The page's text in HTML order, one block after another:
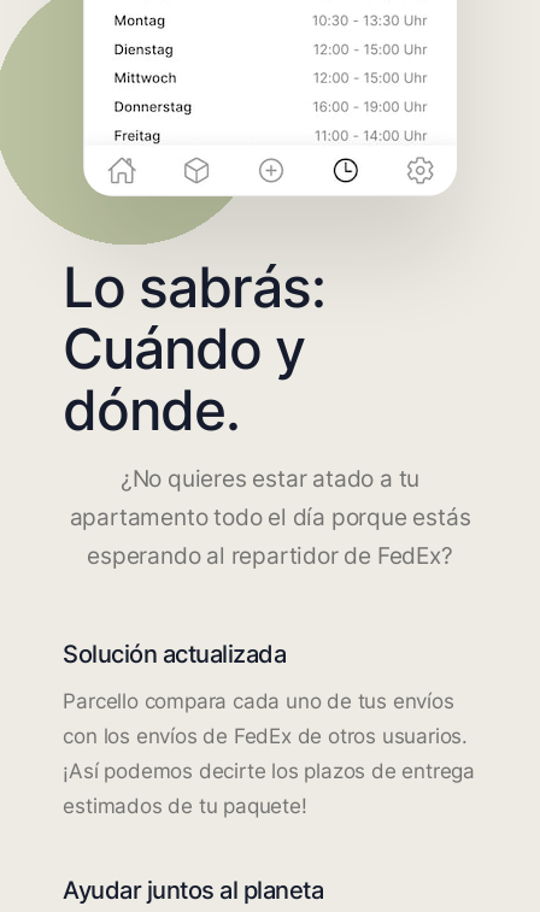
Lo sabrás:
Cuándo y
dónde.
¿No quieres estar atado a tu
apartamento todo el día porque estás
esperando al repartidor de FedEx?
Solución actualizada
Parcello compara cada uno de tus envíos
con los envíos de FedEx de otros usuarios.
¡Así podemos decirte los plazos de entrega
estimados de tu paquete!
Ayudar juntos al planeta